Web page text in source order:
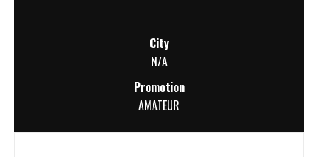
City
N/A
Promotion
AMATEUR